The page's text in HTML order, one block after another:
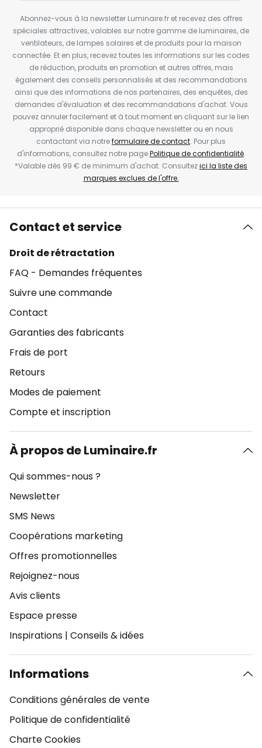
Abonnez-vous à la newsletter Luminaire.fr et recevez des offres
spéciales attractives, valables sur notre gamme de luminaires, de
ventilateurs, de lampes solaires et de produits pour la maison
connectée. Et en plus, recevez toutes les informations sur les codes
de réduction, produits en promotion et autres offres, mais
également des conseils personnalisés et des recommandations
ainsi que des informations de nos partenaires, des enquêtes, des
demandes d'évaluation et des recommandations d'achat. Vous
pouvez annuler facilement et à tout moment en cliquant sur le lien
approprié disponible dans chaque newsletter ou en nous
contactant via notreformulaire de contact. Pour plus
d'informations, consultez notre pagePolitique de confidentialité.
*Valable dès 99 € de minimum d'achat. Consultezici la liste des
marques exclues de l'offre.
Contact et service
Droit de rétractation
FAQ - Demandes fréquentes
Suivre une commande
Contact
Garanties des fabricants
Frais de port
Retours
Modes de paiement
Compte et inscription
À propos de Luminaire.fr
Qui sommes-nous ?
Newsletter
SMS News
Coopérations marketing
Offres promotionnelles
Rejoignez-nous
Avis clients
Espace presse
Inspirations | Conseils & idées
Informations
Conditions générales de vente
Politique de confidentialité
Charte Cookies